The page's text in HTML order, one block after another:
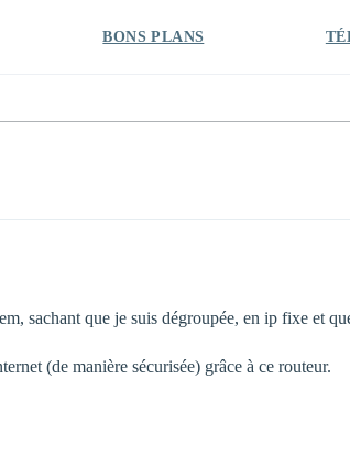
BONS PLANS
sachant que je suis dégroupée, en ip fixe et
(de manière sécurisée) grâce à ce routeur.